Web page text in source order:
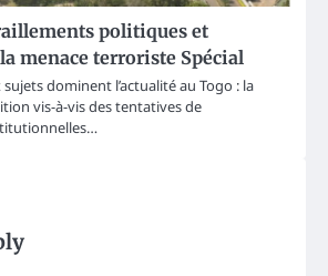
politiques et
menace terroriste Spécial
sujets dominent l’actualité au Togo : la
vis-à-vis des tentatives de